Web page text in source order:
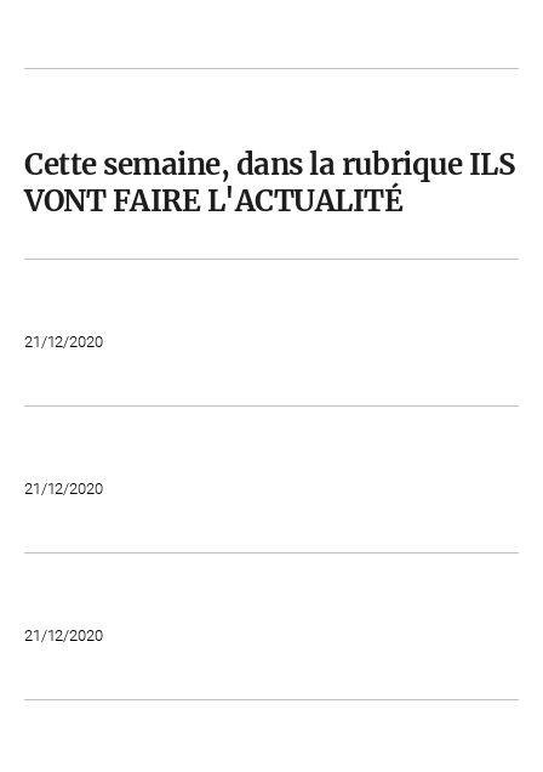
Cette semaine, dans la rubrique ILS
VONT FAIRE L'ACTUALITÉ
21/12/2020
21/12/2020
21/12/2020